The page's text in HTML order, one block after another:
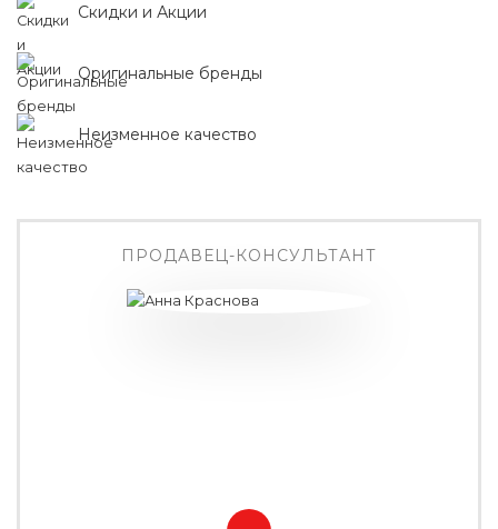
Скидки и Акции
Оригинальные бренды
Неизменное качество
ПРОДАВЕЦ-КОНСУЛЬТАНТ